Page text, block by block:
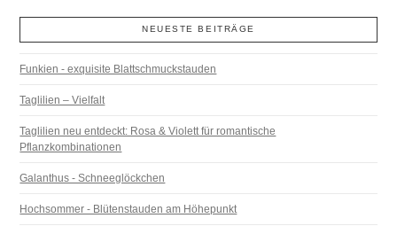
NEUESTE BEITRÄGE
Funkien - exquisite Blattschmuckstauden
Taglilien – Vielfalt
Taglilien neu entdeckt: Rosa & Violett für romantische
Pflanzkombinationen
Galanthus - Schneeglöckchen
Hochsommer - Blütenstauden am Höhepunkt